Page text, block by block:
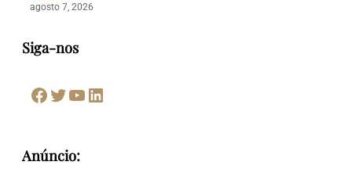
agosto 7, 2026
Siga-nos
Facebook Twitter Youtube LinkedIn
Anúncio: